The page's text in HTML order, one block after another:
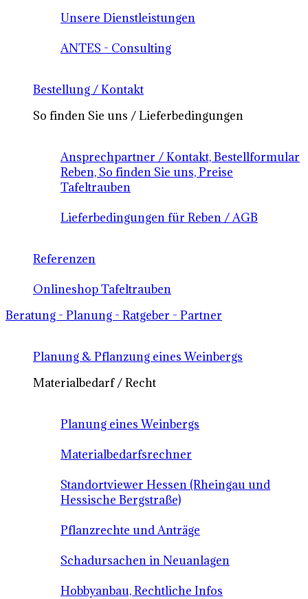
Unsere Dienstleistungen
ANTES - Consulting
Bestellung / Kontakt
So finden Sie uns / Lieferbedingungen
Ansprechpartner / Kontakt, Bestellformular
Reben, So finden Sie uns, Preise
Tafeltrauben
Lieferbedingungen für Reben / AGB
Referenzen
Onlineshop Tafeltrauben
Beratung - Planung - Ratgeber - Partner
Planung & Pflanzung eines Weinbergs
Materialbedarf / Recht
Planung eines Weinbergs
Materialbedarfsrechner
Standortviewer Hessen (Rheingau und
Hessische Bergstraße)
Pflanzrechte und Anträge
Schadursachen in Neuanlagen
Hobbyanbau, Rechtliche Infos